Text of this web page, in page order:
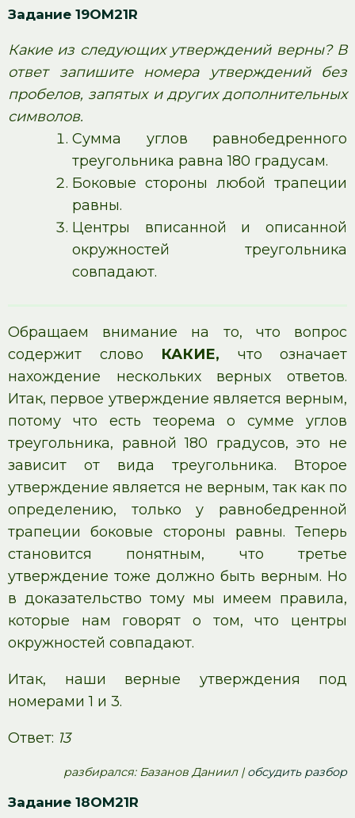
Задание 19OM21R
Какие из следующих утверждений верны? В
ответ запишите номера утверждений без
пробелов, запятых и других дополнительных
символов.
Сумма углов равнобедренного
треугольника равна 180 градусам.
Боковые стороны любой трапеции
равны.
Центры вписанной и описанной
окружностей треугольника
совпадают.
Обращаем внимание на то, что вопрос
содержит слово КАКИЕ, что означает
нахождение нескольких верных ответов.
Итак, первое утверждение является верным,
потому что есть теорема о сумме углов
треугольника, равной 180 градусов, это не
зависит от вида треугольника. Второе
утверждение является не верным, так как по
определению, только у равнобедренной
трапеции боковые стороны равны. Теперь
становится понятным, что третье
утверждение тоже должно быть верным. Но
в доказательство тому мы имеем правила,
которые нам говорят о том, что центры
окружностей совпадают.
Итак, наши верные утверждения под
номерами 1 и 3.
Ответ: 13
pазбирался: Базанов Даниил |обсудить разбор
Задание 18OM21R